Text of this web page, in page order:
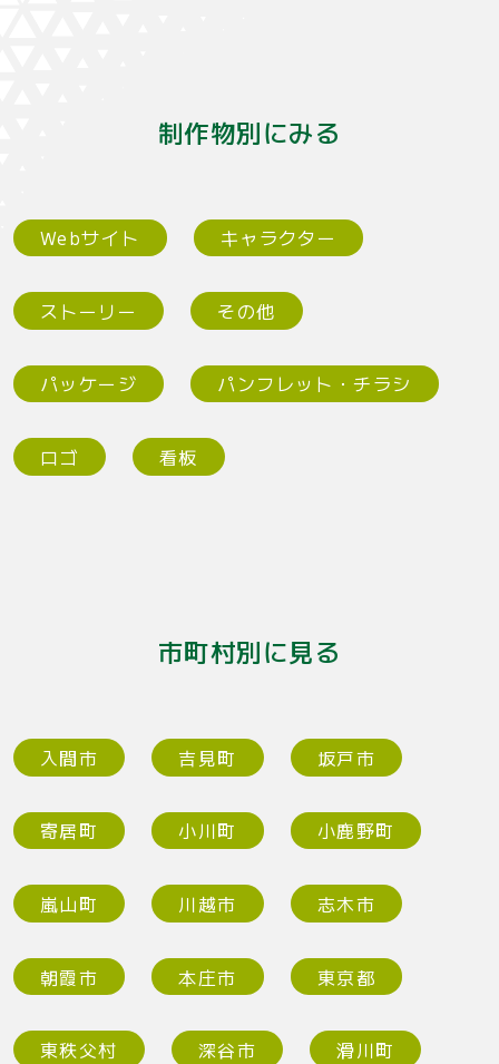
制作物別にみる
Webサイト キャラクター
ストーリー その他
パッケージ パンフレット・チラシ
ロゴ 看板
市町村別に見る
入間市 吉見町 坂戸市
寄居町 小川町 小鹿野町
嵐山町 川越市 志木市
朝霞市 本庄市 東京都
東秩父村 深谷市 滑川町